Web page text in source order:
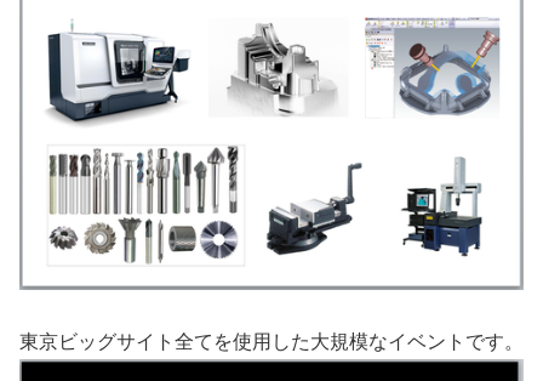
東京ビッグサイト全てを使用した大規模なイベントです。